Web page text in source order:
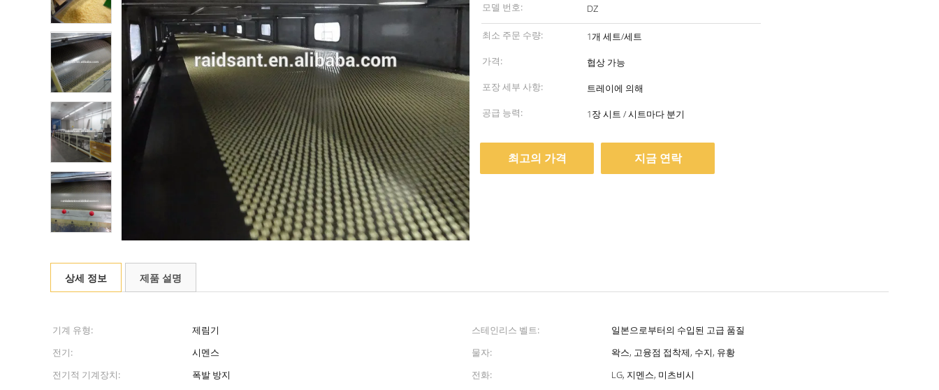
모델 번호:
DZ
최소 주문 수량:
1개 세트/세트
가격:
협상 가능
포장 세부 사항:
트레이에 의해
공급 능력:
1장 시트 / 시트마다 분기
최고의 가격 지금 연락
상세 정보 제품 설명
기계 유형: 제림기 스테인리스 벨트:
일본으로부터의 수입된 고급 품질
전기:
시멘스 물자:
왁스, 고융점 접착제, 수지, 유황
전기적 기계장치:
폭발 방지 전화:
LG, 지멘스, 미츠비시